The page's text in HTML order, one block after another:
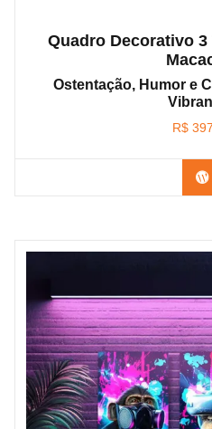
Quadro Decorativo
Ostentação, Humor e
R$